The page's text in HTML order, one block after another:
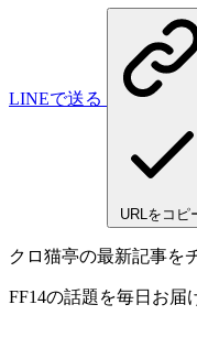
LINEで送る
URLをコピ
クロ猫亭の最新記事を
FF14の話題を毎日お届